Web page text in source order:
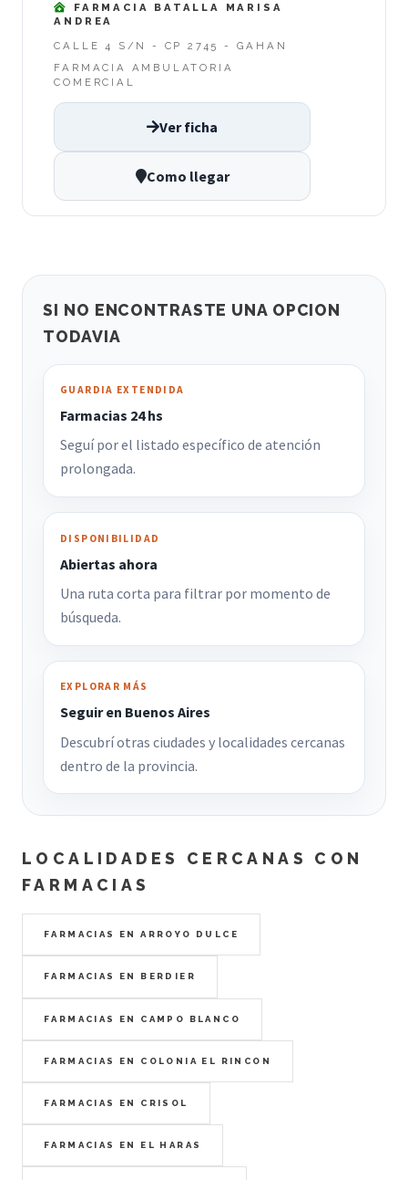
FARMACIA BATALLA MARISA
ANDREA
CALLE 4 S/N - CP 2745 - GAHAN
FARMACIA AMBULATORIA
COMERCIAL
Ver ficha
Como llegar
SI NO ENCONTRASTE UNA OPCION
TODAVIA
GUARDIA EXTENDIDA
Farmacias 24 hs
Seguí por el listado específico de atención
prolongada.
DISPONIBILIDAD
Abiertas ahora
Una ruta corta para filtrar por momento de
búsqueda.
EXPLORAR MÁS
Seguir en Buenos Aires
Descubrí otras ciudades y localidades cercanas
dentro de la provincia.
LOCALIDADES CERCANAS CON
FARMACIAS
FARMACIAS EN ARROYO DULCE
FARMACIAS EN BERDIER
FARMACIAS EN CAMPO BLANCO
FARMACIAS EN COLONIA EL RINCON
FARMACIAS EN CRISOL
FARMACIAS EN EL HARAS